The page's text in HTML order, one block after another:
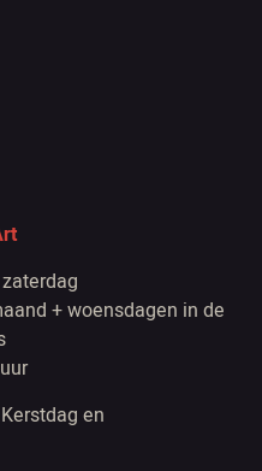
+ woensdagen in de
en